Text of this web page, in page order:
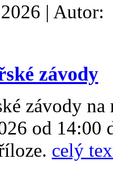
| Autor:
závody
závody
od 14:00
celý